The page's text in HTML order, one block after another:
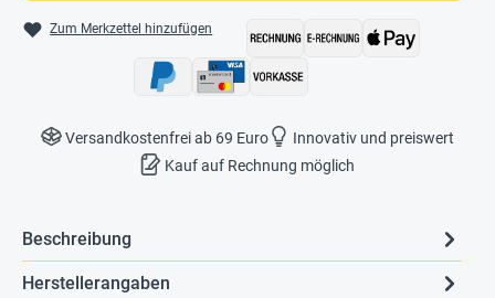
Zum Merkzettel hinzufügen
Versandkostenfrei ab 69 Euro
Innovativ und preiswert
Kauf auf Rechnung möglich
Beschreibung
Herstellerangaben